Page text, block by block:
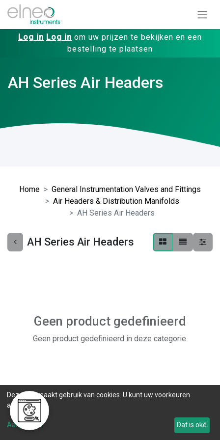
Log in Log in om uw prijzen te bekijken en een
bestelling te plaatsen
AH Series Air Headers
Home
General Instrumentation Valves and Fittings
Air Headers & Distribution Manifolds
AH Series Air Headers
AH Series Air Headers
Geen product gedefinieerd
Geen product gedefinieerd in deze categorie.
Deze site maakt gebruik van cookies. U kunt uw voorkeuren
aanpassen.
Aanpassen Dat is oké